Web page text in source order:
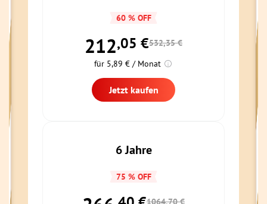
60 % OFF
212,05 €532,35 €
für 5,89 € / Monat
Jetzt kaufen
6 Jahre
75 % OFF
1064,70 €